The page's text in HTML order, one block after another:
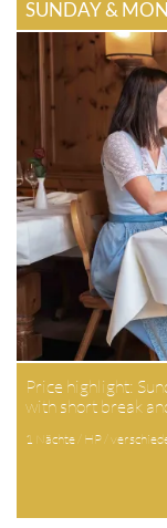
SUNDAY &
Price highlight:
with short break
1 Nächte / HP /